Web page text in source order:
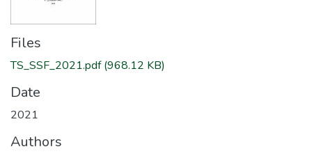
Files
TS_SSF_2021.pdf(968.12 KB)
Date
2021
Authors